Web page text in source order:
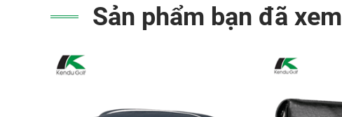
Sản phẩm bạn đã xem